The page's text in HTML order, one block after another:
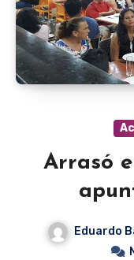
Arrasó
Eduardo